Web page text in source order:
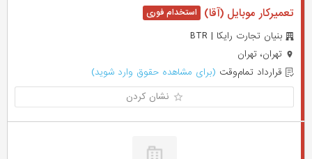
تعمیرکار موبایل (آقا)
بنیان تجارت رایکا | BTR
تهران، تهران
قرارداد تمام‌وقت (برای مشاهده حقوق وارد شوید)
نشان کردن